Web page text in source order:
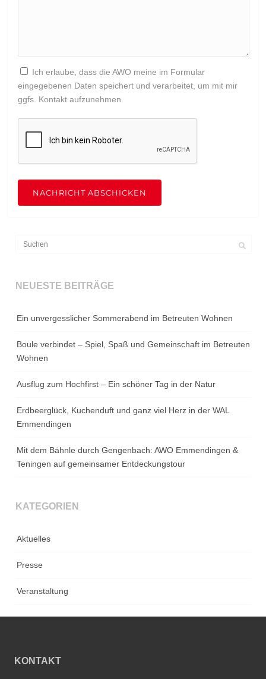
Ich erlaube, dass die AWO meine im Formular
eingegebenen Daten speichert und verarbeitet, um mit mir
ggfs. Kontakt aufzunehmen.
NACHRICHT ABSCHICKEN
NEUESTE BEITRÄGE
Ein unvergesslicher Sommerabend im Betreuten Wohnen
Boule verbindet – Spiel, Spaß und Gemeinschaft im Betreuten
Wohnen
Ausflug zum Hochfirst – Ein schöner Tag in der Natur
Erdbeerglück, Kuchenduft und ganz viel Herz in der WAL
Emmendingen
Mit dem Bähnle durch Gengenbach: AWO Emmendingen &
Teningen auf gemeinsamer Entdeckungstour
KATEGORIEN
Aktuelles
Presse
Veranstaltung
KONTAKT